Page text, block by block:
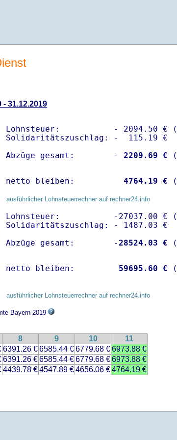
31.12.2019
Lohnsteuer:           - 2094.50 €
Solidaritätszuschlag: -  115.19 €
Abzüge gesamt:        -
2209.69 €
netto bleiben: 4764.19 €
ausführlicher Lohnsteuerrechner auf rechner24.info
Lohnsteuer:           -27037.00 €
Solidaritätszuschlag: - 1487.03 €
Abzüge gesamt:        -28524.03 €
netto bleiben: 59695.60 €
ausführlicher Lohnsteuerrechner auf rechner24.info
Bayern 2019
8 9 10
11
6391.26 €6585.44 €6779.68 €6973.88 €
6391.26 €6585.44 €6779.68 €6973.88 €
4439.78 €4547.89 €4656.06 €4764.19 €